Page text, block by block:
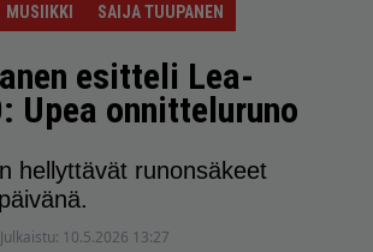
MUSIIKKI SAIJA TUUPANEN
esitteli Lea-
Upea onnitteluruno
hellyttävät runonsäkeet
Julkaistu: 10.5.2026 13:27